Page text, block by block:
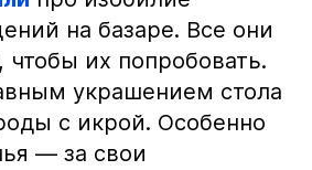
на базаре. Все они
чтобы их попробовать.
украшением стола
с икрой. Особенно
— за свои